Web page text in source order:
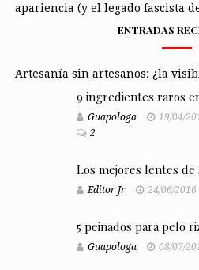
apariencia (y el legado fascista
ENTRADAS
Artesanía sin artesanos: ¿la
9 ingredientes raros
Guapologa 19/04/
2
Los mejores lentes
Editor Jr 24/06/2016
5 peinados para pelo
Guapologa 08/07/